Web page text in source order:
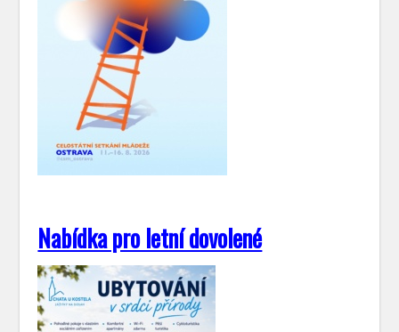
Nabídka pro letní dovolené